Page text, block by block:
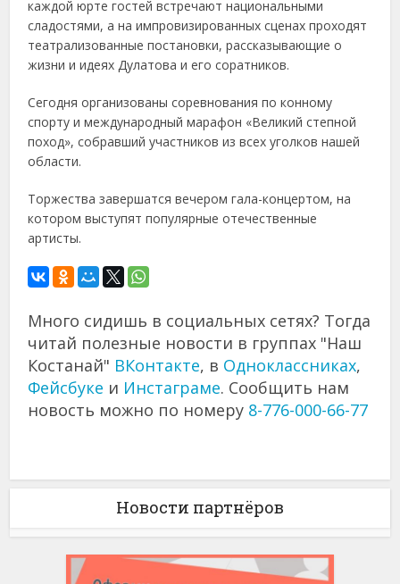
каждой юрте гостей встречают национальными
сладостями, а на импровизированных сценах проходят
театрализованные постановки, рассказывающие о
жизни и идеях Дулатова и его соратников.
Сегодня организованы соревнования по конному
спорту и международный марафон «Великий степной
поход», собравший участников из всех уголков нашей
области.
Торжества завершатся вечером гала-концертом, на
котором выступят популярные отечественные
артисты.
Много сидишь в социальных сетях? Тогда
читай полезные новости в группах "Наш
Костанай" ВКонтакте, в Одноклассниках,
Фейсбуке и Инстаграме. Сообщить нам
новость можно по номеру 8-776-000-66-77
Новости партнёров